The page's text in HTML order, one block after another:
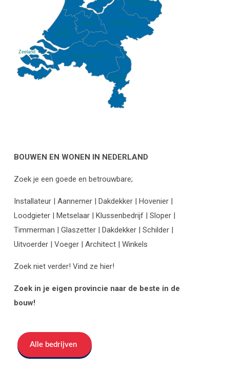
Gelderland
Limburg
North Brabant
Overijssel
South
Holland
Utrecht
Zeeland
BOUWEN EN WONEN IN NEDERLAND
Zoek je een goede en betrouwbare;
Installateur | Aannemer | Dakdekker | Hovenier |
Loodgieter | Metselaar | Klussenbedrijf | Sloper |
Timmerman | Glaszetter | Dakdekker | Schilder |
Uitvoerder | Voeger | Architect | Winkels
Zoek niet verder! Vind ze hier!
Zoek in je eigen provincie naar de beste in de
bouw!
Alle bedrijven